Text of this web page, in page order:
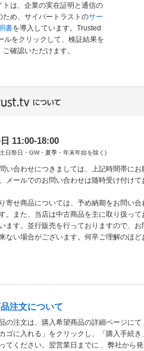
トは、企業の実在証明と通信の
ため、サイバートラストのサー
書を導入しています。Trusted
ルをクリックして、検証結果を
ご確認いただけます。
11:00-18:00
日祭日・GW・夏季・年末年始を除く)
い合わせにつきましては、上記時間帯に
メールでのお問い合わせは随時受け付けて
寄せ商品については、予め納期をお問い
。また、当店は中古商品を主に取り扱っ
ます。並行販売を行っておりますので、
ない場合がございます。何卒ご理解のほど
注文について
の注文は、購入希望商品の詳細ページにて
カゴに入れる」をクリックし、「購入手続き
てください。翌営業日までに 、弊社から